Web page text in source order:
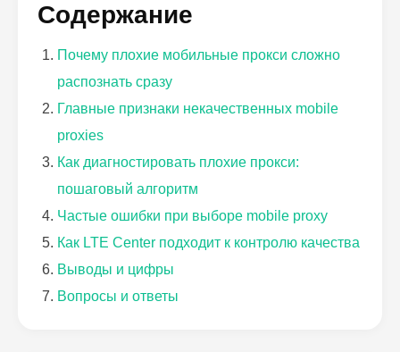
Содержание
Почему плохие мобильные прокси сложно
распознать сразу
Главные признаки некачественных mobile
proxies
Как диагностировать плохие прокси:
пошаговый алгоритм
Частые ошибки при выборе mobile proxy
Как LTE Center подходит к контролю качества
Выводы и цифры
Вопросы и ответы